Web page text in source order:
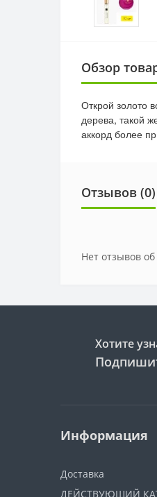
Обзор
Открой золото
дерева, такой
аккорд более
Отзывов (0)
Нет отзывов
Хотите
Информация
Доставка
ДЕЙСТВУЮЩИЙ